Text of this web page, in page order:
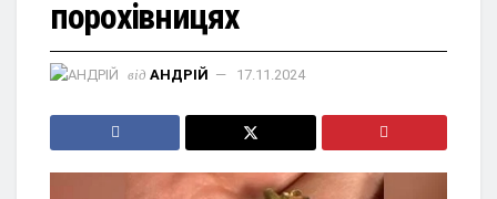
порохівницях
від АНДРІЙ 17.11.2024